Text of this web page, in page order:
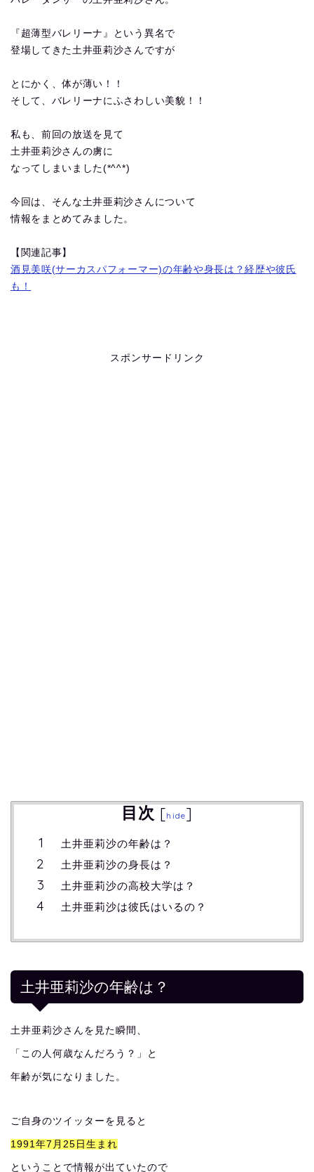
『超薄型バレリーナ』という異名で
登場してきた土井亜莉沙さんですが
とにかく、体が薄い！！
そして、バレリーナにふさわしい美貌！！
私も、前回の放送を見て
土井亜莉沙さんの虜に
なってしまいました(*^^*)
今回は、そんな土井亜莉沙さんについて
情報をまとめてみました。
【関連記事】
酒見美咲(サーカスパフォーマー)の年齢や身長は？経歴や彼氏
も！
スポンサードリンク
目次 [hide]
土井亜莉沙の年齢は？
土井亜莉沙の身長は？
土井亜莉沙の高校大学は？
土井亜莉沙は彼氏はいるの？
土井亜莉沙の年齢は？
土井亜莉沙さんを見た瞬間、
「この人何歳なんだろう？」と
年齢が気になりました。
ご自身のツイッターを見ると
1991年7月25日生まれ
ということで情報が出ていたので